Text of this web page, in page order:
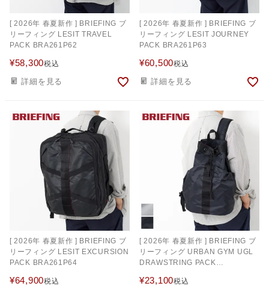
[ 2026年 春夏新作 ] BRIEFING ブ
リーフィング LESIT TRAVEL
PACK BRA261P62
¥58,300税込
詳細を見る
[ 2026年 春夏新作 ] BRIEFING ブ
リーフィング LESIT JOURNEY
PACK BRA261P63
¥60,500税込
詳細を見る
[ 2026年 春夏新作 ] BRIEFING ブ
リーフィング LESIT EXCURSION
PACK BRA261P64
¥64,900税込
[ 2026年 春夏新作 ] BRIEFING ブ
リーフィング URBAN GYM UGL
DRAWSTRING PACK
¥23,100税込